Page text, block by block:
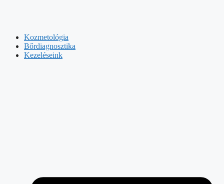
Kozmetológia
Bőrdiagnosztika
Kezeléseink